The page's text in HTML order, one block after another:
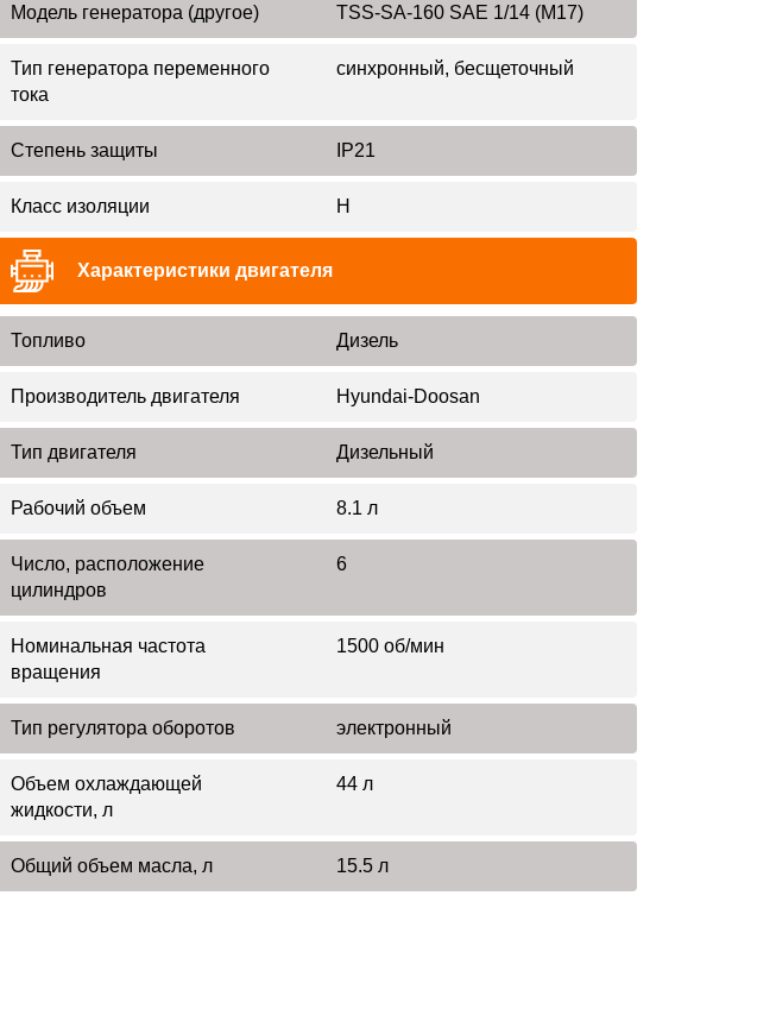
Модель генератора (другое) TSS-SA-160 SAE 1/14 (М17)
Тип генератора переменного
тока
синхронный, бесщеточный
Степень защиты IP21
Класс изоляции H
Характеристики двигателя
Топливо Дизель
Производитель двигателя Hyundai-Doosan
Тип двигателя Дизельный
Рабочий объем 8.1 л
Число, расположение
цилиндров
6
Номинальная частота
вращения
1500 об/мин
Тип регулятора оборотов электронный
Объем охлаждающей
жидкости, л
44 л
Общий объем масла, л 15.5 л